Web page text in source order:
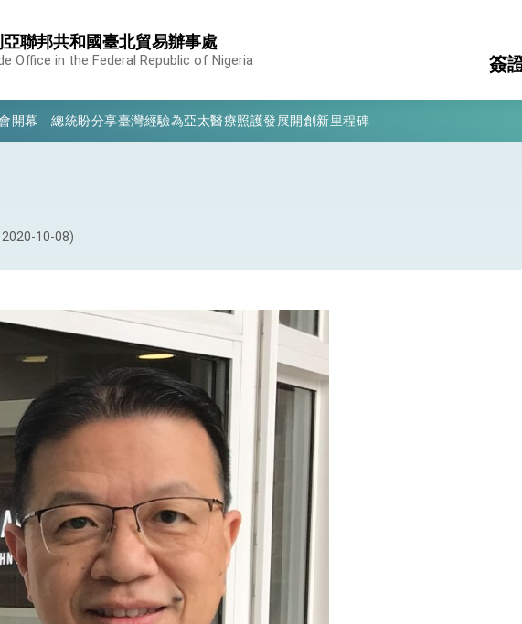
聯邦共和國臺北貿易辦事處
Office in the Federal Republic of Nigeria 簽
旅
簽
開幕 總統盼分享臺灣經驗為亞太醫療照護發展開創新里程碑
「台灣醫療點亮世界」及「台灣智慧醫療與健康產業展」預告短片，向世界展現台灣守
史瓦帝尼王國進行國是訪問
盼化分歧為團結、為國家邁出合作第一步
達成6大目標、創5大歷史性突破 總統強調將以3大面向加速臺灣經濟轉型升級 籲請立
」確立對等關稅15%且不疊加 我輸美2072項產品豁免對等關稅
）專訪內容
事務》撰文指出：自由世界 需要台灣，團結合作方能守護繁榮
榮夥伴對話」記者會 說明臺美合作三大戰略方向 盼與民主夥伴共同引領 下一個世代的
「時代雜誌」專訪，闡述印太安全局勢，籲深化台印尼半導體供應鏈合作
哥 強調美國是臺灣重要合作夥伴
10-08)